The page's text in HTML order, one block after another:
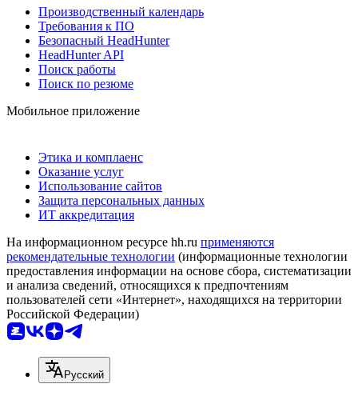
Производственный календарь
Требования к ПО
Безопасный HeadHunter
HeadHunter API
Поиск работы
Поиск по резюме
Мобильное приложение
Этика и комплаенс
Оказание услуг
Использование сайтов
Защита персональных данных
ИТ аккредитация
На информационном ресурсе hh.ru применяются
рекомендательные технологии (информационные технологии
предоставления информации на основе сбора, систематизации
и анализа сведений, относящихся к предпочтениям
пользователей сети «Интернет», находящихся на территории
Российской Федерации)
Русский